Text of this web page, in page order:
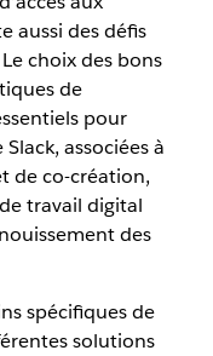
aussi des défis
choix des bons
de
pour
associées à
de co-création,
travail digital
des
spécifiques de
solutions